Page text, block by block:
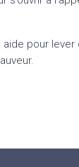
aide pour